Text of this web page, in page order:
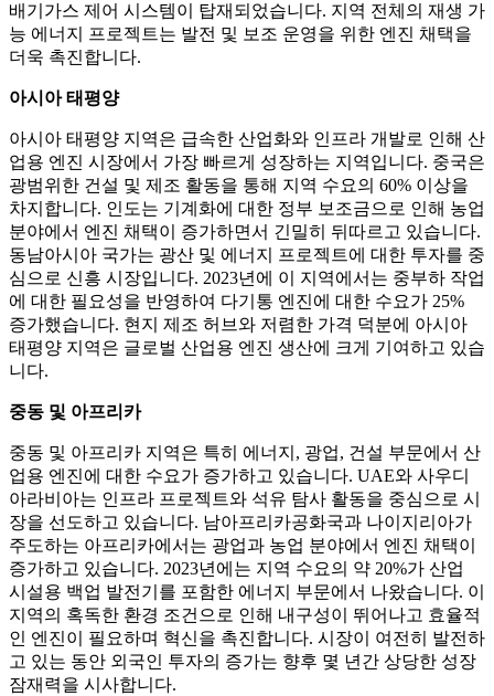
배기가스 제어 시스템이 탑재되었습니다. 지역 전체의 재생 가
능 에너지 프로젝트는 발전 및 보조 운영을 위한 엔진 채택을
더욱 촉진합니다.
아시아 태평양
아시아 태평양 지역은 급속한 산업화와 인프라 개발로 인해 산
업용 엔진 시장에서 가장 빠르게 성장하는 지역입니다. 중국은
광범위한 건설 및 제조 활동을 통해 지역 수요의 60% 이상을
차지합니다. 인도는 기계화에 대한 정부 보조금으로 인해 농업
분야에서 엔진 채택이 증가하면서 긴밀히 뒤따르고 있습니다.
동남아시아 국가는 광산 및 에너지 프로젝트에 대한 투자를 중
심으로 신흥 시장입니다. 2023년에 이 지역에서는 중부하 작업
에 대한 필요성을 반영하여 다기통 엔진에 대한 수요가 25%
증가했습니다. 현지 제조 허브와 저렴한 가격 덕분에 아시아
태평양 지역은 글로벌 산업용 엔진 생산에 크게 기여하고 있습
니다.
중동 및 아프리카
중동 및 아프리카 지역은 특히 에너지, 광업, 건설 부문에서 산
업용 엔진에 대한 수요가 증가하고 있습니다. UAE와 사우디
아라비아는 인프라 프로젝트와 석유 탐사 활동을 중심으로 시
장을 선도하고 있습니다. 남아프리카공화국과 나이지리아가
주도하는 아프리카에서는 광업과 농업 분야에서 엔진 채택이
증가하고 있습니다. 2023년에는 지역 수요의 약 20%가 산업
시설용 백업 발전기를 포함한 에너지 부문에서 나왔습니다. 이
지역의 혹독한 환경 조건으로 인해 내구성이 뛰어나고 효율적
인 엔진이 필요하며 혁신을 촉진합니다. 시장이 여전히 발전하
고 있는 동안 외국인 투자의 증가는 향후 몇 년간 상당한 성장
잠재력을 시사합니다.